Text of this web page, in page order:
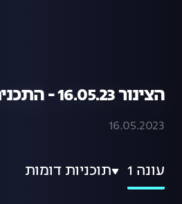
הצינור 16.05.23 - התכנית המלאה
16.05.2023
עונה 1 תוכניות דומות